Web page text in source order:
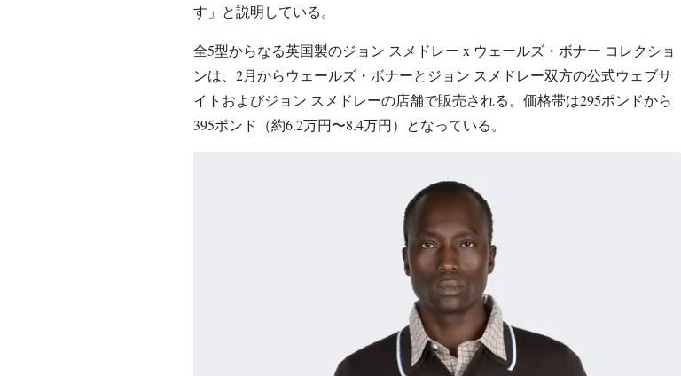
す」と説明している。
全5型からなる英国製のジョン スメドレー x ウェールズ・ボナー コレクショ
ンは、2月からウェールズ・ボナーとジョン スメドレー双方の公式ウェブサ
イトおよびジョン スメドレーの店舗で販売される。価格帯は295ポンドから
395ポンド（約6.2万円〜8.4万円）となっている。